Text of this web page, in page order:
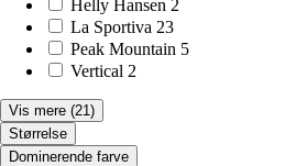
Helly Hansen 2
La Sportiva 23
Peak Mountain 5
Vertical 2
Vis mere (21)
Størrelse
Dominerende farve